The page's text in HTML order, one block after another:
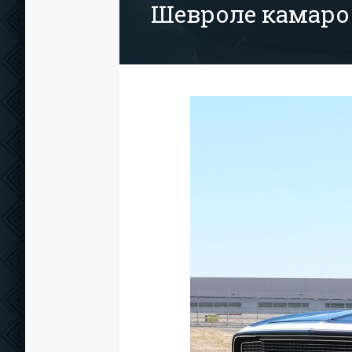
Шевроле камаро